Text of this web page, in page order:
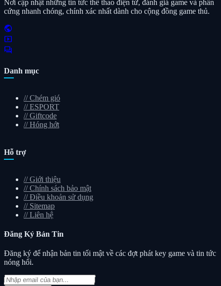
Nơi cập nhật những tin tức thể thao điện tử, đánh giá game và phần
cứng nhanh chóng, chính xác nhất dành cho cộng đồng game thủ.
public
smart_display
forum
Danh mục
// Chém gió
// ESPORT
// Giftcode
// Hóng hớt
Hỗ trợ
// Giới thiệu
// Chính sách bảo mật
// Điều khoản sử dụng
// Sitemap
// Liên hệ
Đăng Ký Bản Tin
Đăng ký để nhận bản tin tối mật về các đợt phát key game và tin tức
nóng hổi.